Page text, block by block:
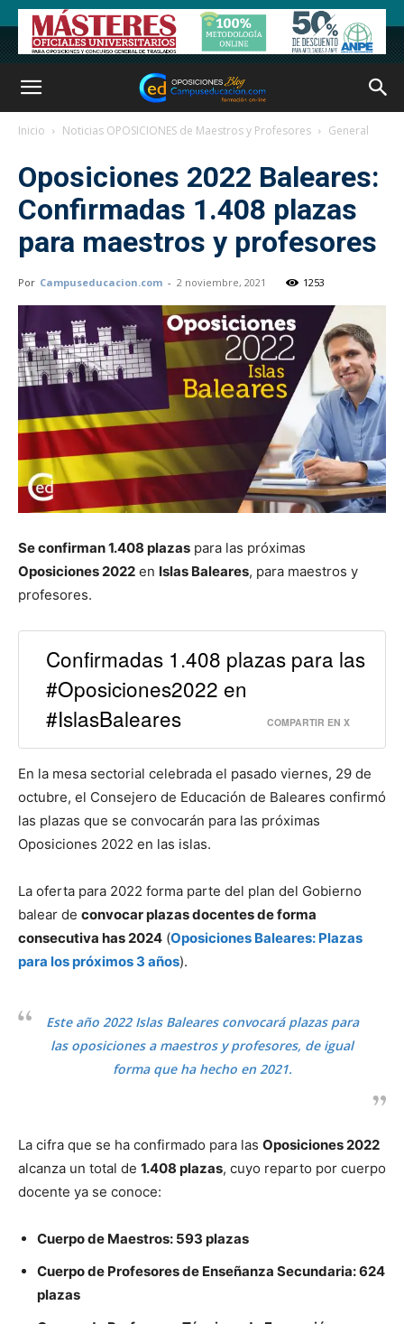
Inicio Noticias OPOSICIONES de Maestros y Profesores General
Oposiciones 2022 Baleares:
Confirmadas 1.408 plazas
para maestros y profesores
Por Campuseducacion.com - 2 noviembre, 2021 1253
Se confirman 1.408 plazas para las próximas
Oposiciones 2022 en Islas Baleares, para maestros y
profesores.
Confirmadas 1.408 plazas para las
#Oposiciones2022 en
#IslasBaleares
COMPARTIR EN X
En la mesa sectorial celebrada el pasado viernes, 29 de
octubre, el Consejero de Educación de Baleares confirmó
las plazas que se convocarán para las próximas
Oposiciones 2022 en las islas.
La oferta para 2022 forma parte del plan del Gobierno
balear de convocar plazas docentes de forma
consecutiva has 2024 (Oposiciones Baleares: Plazas
para los próximos 3 años).
Este año 2022 Islas Baleares convocará plazas para
las oposiciones a maestros y profesores, de igual
forma que ha hecho en 2021.
La cifra que se ha confirmado para las Oposiciones 2022
alcanza un total de 1.408 plazas, cuyo reparto por cuerpo
docente ya se conoce:
Cuerpo de Maestros: 593 plazas
Cuerpo de Profesores de Enseñanza Secundaria: 624
plazas